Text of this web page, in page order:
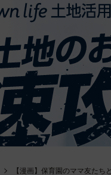
【漫画】保育園のママ友た